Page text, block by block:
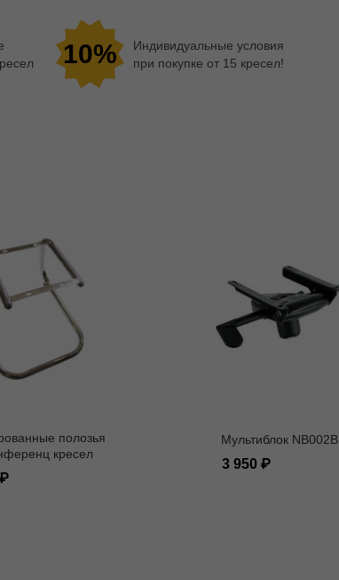
10%
Индивидуальные условия
при покупке от 15 кресел!
полозья
кресел
Мультиблок NB002B
3 950